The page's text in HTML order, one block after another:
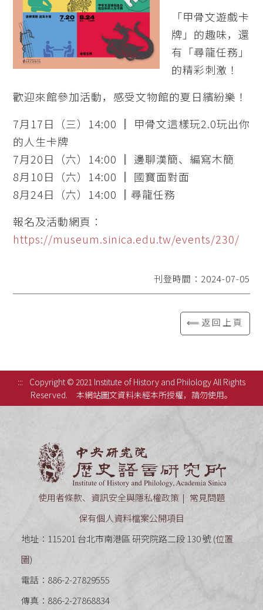
「甲骨文遊戲卡
牌」的趣味，還
有「尋龍任務」
的精彩刺激！
歡迎來館參加活動，感受文物館的夏日繽紛樂！
7月17日（三）14:00 ║ 甲骨文這樣玩2.0玩出你
的人生卡牌
7月20日（六）14:00 ║ 邊聊漢簡、編寫木簡
8月10日（六）14:00 ║ 國寶面對面
8月24日（六）14:00 ║尋龍任務
報名及活動網頁：
https://museum.sinica.edu.tw/events/230/
刊登時間：2024-07-05
⟸返回上頁
:::
Copyright © 2021 Institute of History and Philology All Rights
Reserved.
本網站圖文資料未經本所授權，請勿使用。
使用者條款、資訊安全與隱私權政策
常見問題
保有個人資料檔案公開項目
地址：115201 台北市南港區 研究院路二段 130 號 (位置
圖)
電話：886-2-27829555
傳真：886-2-27868834